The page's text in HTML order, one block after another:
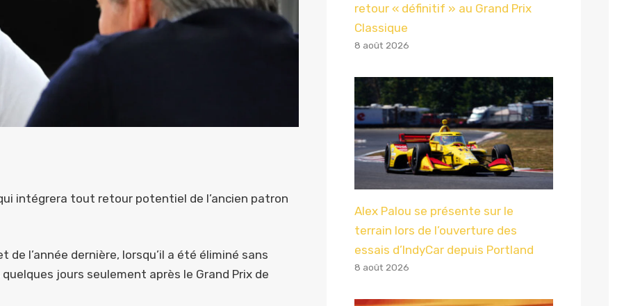
intégrera tout retour potentiel de l’ancien patron
l’année dernière, lorsqu’il a été éliminé sans
jours seulement après le Grand Prix de
retour « définitif » au Grand Prix
Classique
8 août 2026
Alex Palou se présente sur le
terrain lors de l’ouverture des
essais d’IndyCar depuis Portland
8 août 2026